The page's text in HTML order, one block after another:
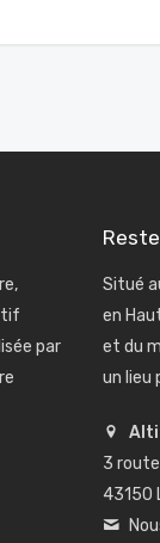
par
Situé
en
et du
un lieu
3
43150